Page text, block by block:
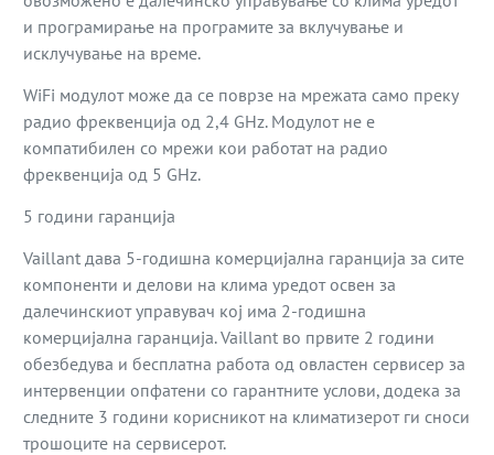
и програмирање на програмите за вклучување и
исклучување на време.
WiFi модулот може да се поврзе на мрежата само преку
радио фреквенција од 2,4 GHz. Модулот не е
компатибилен со мрежи кои работат на радио
фреквенција од 5 GHz.
5 години гаранција
Vaillant дава 5-годишна комерцијална гаранција за сите
компоненти и делови на клима уредот освен за
далечинскиот управувач кој има 2-годишна
комерцијална гаранција. Vaillant во првите 2 години
обезбедува и бесплатна работа од овластен сервисер за
интервенции опфатени со гарантните услови, додека за
следните 3 години корисникот на климатизерот ги сноси
трошоците на сервисерот.